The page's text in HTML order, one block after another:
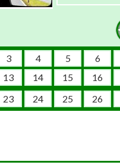
3 4 5
6
13 14 15
16
23 24 25 26